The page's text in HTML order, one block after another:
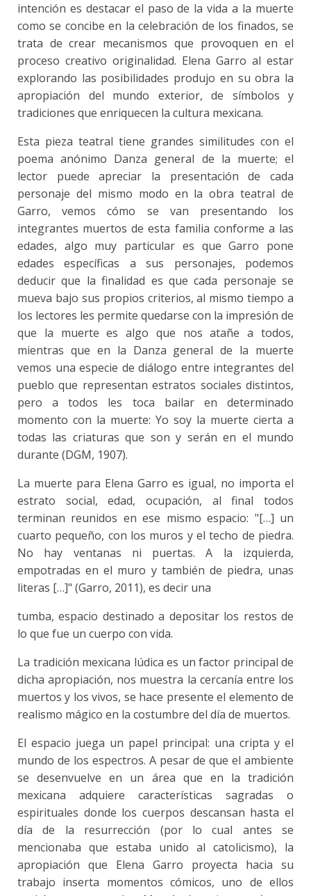
intención es destacar el paso de la vida a la muerte
como se concibe en la celebración de los finados, se
trata de crear mecanismos que provoquen en el
proceso creativo originalidad. Elena Garro al estar
explorando las posibilidades produjo en su obra la
apropiación del mundo exterior, de símbolos y
tradiciones que enriquecen la cultura mexicana.
Esta pieza teatral tiene grandes similitudes con el
poema anónimo Danza general de la muerte; el
lector puede apreciar la presentación de cada
personaje del mismo modo en la obra teatral de
Garro, vemos cómo se van presentando los
integrantes muertos de esta familia conforme a las
edades, algo muy particular es que Garro pone
edades específicas a sus personajes, podemos
deducir que la finalidad es que cada personaje se
mueva bajo sus propios criterios, al mismo tiempo a
los lectores les permite quedarse con la impresión de
que la muerte es algo que nos atañe a todos,
mientras que en la Danza general de la muerte
vemos una especie de diálogo entre integrantes del
pueblo que representan estratos sociales distintos,
pero a todos les toca bailar en determinado
momento con la muerte: Yo soy la muerte cierta a
todas las criaturas que son y serán en el mundo
durante (DGM, 1907).
La muerte para Elena Garro es igual, no importa el
estrato social, edad, ocupación, al final todos
terminan reunidos en ese mismo espacio: "[…] un
cuarto pequeño, con los muros y el techo de piedra.
No hay ventanas ni puertas. A la izquierda,
empotradas en el muro y también de piedra, unas
literas […]" (Garro, 2011), es decir una
tumba, espacio destinado a depositar los restos de
lo que fue un cuerpo con vida.
La tradición mexicana lúdica es un factor principal de
dicha apropiación, nos muestra la cercanía entre los
muertos y los vivos, se hace presente el elemento de
realismo mágico en la costumbre del día de muertos.
El espacio juega un papel principal: una cripta y el
mundo de los espectros. A pesar de que el ambiente
se desenvuelve en un área que en la tradición
mexicana adquiere características sagradas o
espirituales donde los cuerpos descansan hasta el
día de la resurrección (por lo cual antes se
mencionaba que estaba unido al catolicismo), la
apropiación que Elena Garro proyecta hacia su
trabajo inserta momentos cómicos, uno de ellos